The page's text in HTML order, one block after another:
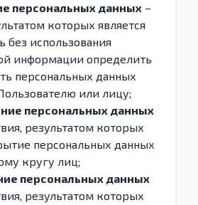
персональных данных –
которых является
без использования
информации определить
персональных данных
или лицу;
персональных данных
результатом которых
персональных данных
кругу лиц;
персональных данных
результатом которых